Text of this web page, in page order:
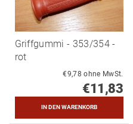
Griffgummi - 353/354 -
rot
€9,78 ohne MwSt.
€11,83